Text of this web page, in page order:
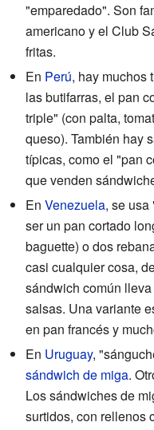
"emparedado". Son
americano y el Club
fritas.
En Perú, hay muchos
las butifarras, el pan
triple" (con palta,
queso). También hay
típicas, como el "pan
que venden
En Venezuela, se
ser un pan cortado
baguette) o dos
casi cualquier cosa,
sándwich común
salsas. Una variante
en pan francés y
En Uruguay,
sándwich de miga.
Los sándwiches de
surtidos, con rellenos